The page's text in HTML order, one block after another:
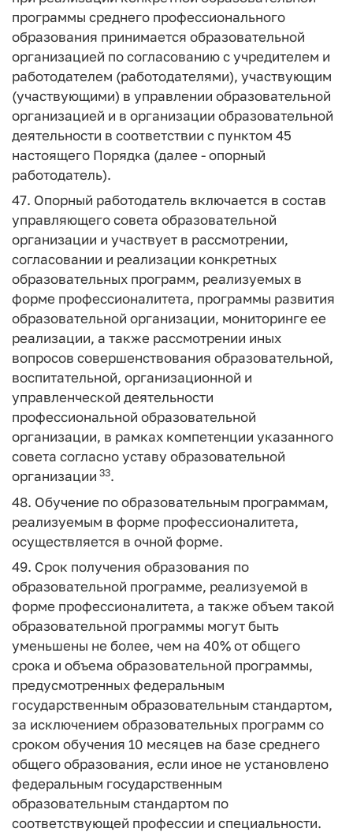
программы среднего профессионального
образования принимается образовательной
организацией по согласованию с учредителем и
работодателем (работодателями), участвующим
(участвующими) в управлении образовательной
организацией и в организации образовательной
деятельности в соответствии с пунктом 45
настоящего Порядка (далее - опорный
работодатель).
47. Опорный работодатель включается в состав
управляющего совета образовательной
организации и участвует в рассмотрении,
согласовании и реализации конкретных
образовательных программ, реализуемых в
форме профессионалитета, программы развития
образовательной организации, мониторинге ее
реализации, а также рассмотрении иных
вопросов совершенствования образовательной,
воспитательной, организационной и
управленческой деятельности
профессиональной образовательной
организации, в рамках компетенции указанного
совета согласно уставу образовательной
организации 33.
48. Обучение по образовательным программам,
реализуемым в форме профессионалитета,
осуществляется в очной форме.
49. Срок получения образования по
образовательной программе, реализуемой в
форме профессионалитета, а также объем такой
образовательной программы могут быть
уменьшены не более, чем на 40% от общего
срока и объема образовательной программы,
предусмотренных федеральным
государственным образовательным стандартом,
за исключением образовательных программ со
сроком обучения 10 месяцев на базе среднего
общего образования, если иное не установлено
федеральным государственным
образовательным стандартом по
соответствующей профессии и специальности.